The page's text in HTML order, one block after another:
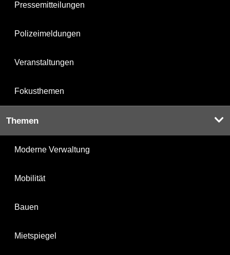
Pressemitteilungen
Polizeimeldungen
Veranstaltungen
Fokusthemen
Themen
Moderne Verwaltung
Mobilität
Bauen
Mietspiegel